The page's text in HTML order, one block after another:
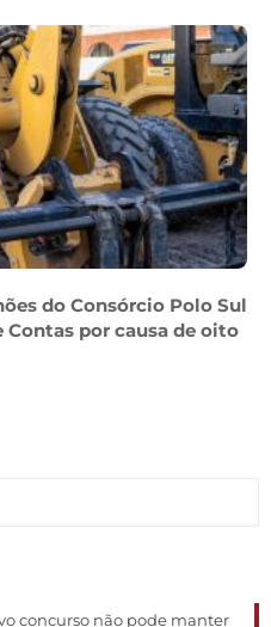
do Consórcio Polo Sul
Contas por causa de oito
concurso não pode manter